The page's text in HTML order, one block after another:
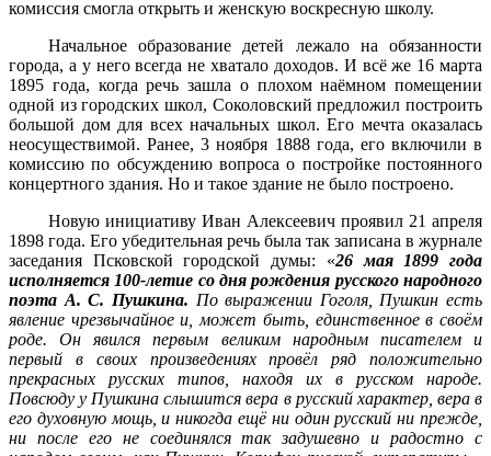
комиссия смогла открыть и женскую воскресную школу.
Начальное образование детей лежало на обязанности
города, а у него всегда не хватало доходов. И всё же 16 марта
1895 года, когда речь зашла о плохом наёмном помещении
одной из городских школ, Соколовский предложил построить
большой дом для всех начальных школ. Его мечта оказалась
неосуществимой. Ранее, 3 ноября 1888 года, его включили в
комиссию по обсуждению вопроса о постройке постоянного
концертного здания. Но и такое здание не было построено.
Новую инициативу Иван Алексеевич проявил 21 апреля
1898 года. Его убедительная речь была так записана в журнале
заседания Псковской городской думы: «26 мая 1899 года
исполняется 100-летие со дня рождения русского народного
поэта А. С. Пушкина. По выражении Гоголя, Пушкин есть
явление чрезвычайное и, может быть, единственное в своём
роде. Он явился первым великим народным писателем и
первый в своих произведениях провёл ряд положительно
прекрасных русских типов, находя их в русском народе.
Повсюду у Пушкина слышится вера в русский характер, вера в
его духовную мощь, и никогда ещё ни один русский ни прежде,
ни после его не соединялся так задушевно и радостно с